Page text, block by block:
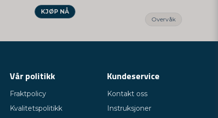
KJØP NÅ
Overvåk
Vår politikk
Fraktpolicy
Kvalitetspolitikk
Kundeservice
Kontakt oss
Instruksjoner